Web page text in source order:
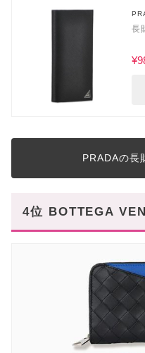
長
PRADAの長
4位 BOTTEGA